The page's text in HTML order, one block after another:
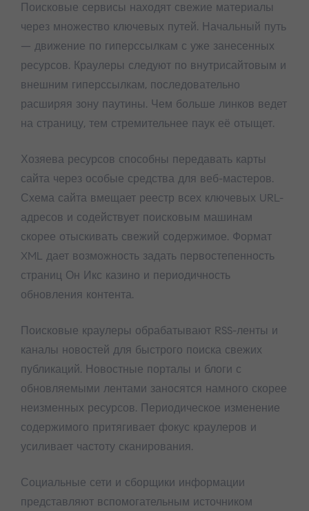
Поисковые сервисы находят свежие материалы
через множество ключевых путей. Начальный путь
— движение по гиперссылкам с уже занесенных
ресурсов. Краулеры следуют по внутрисайтовым и
внешним гиперссылкам, последовательно
расширяя зону паутины. Чем больше линков ведет
на страницу, тем стремительнее паук её отыщет.
Хозяева ресурсов способны передавать карты
сайта через особые средства для веб-мастеров.
Схема сайта вмещает реестр всех ключевых URL-
адресов и содействует поисковым машинам
скорее отыскивать свежий содержимое. Формат
XML дает возможность задать первостепенность
страниц Он Икс казино и периодичность
обновления контента.
Поисковые краулеры обрабатывают RSS-ленты и
каналы новостей для быстрого поиска свежих
публикаций. Новостные порталы и блоги с
обновляемыми лентами заносятся намного скорее
неизменных ресурсов. Периодическое изменение
содержимого притягивает фокус краулеров и
усиливает частоту сканирования.
Социальные сети и сборщики информации
представляют вспомогательным источником